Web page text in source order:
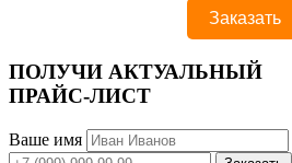
ПОЛУЧИ АКТУАЛЬНЫЙ
ПРАЙС-ЛИСТ
Ваше имя